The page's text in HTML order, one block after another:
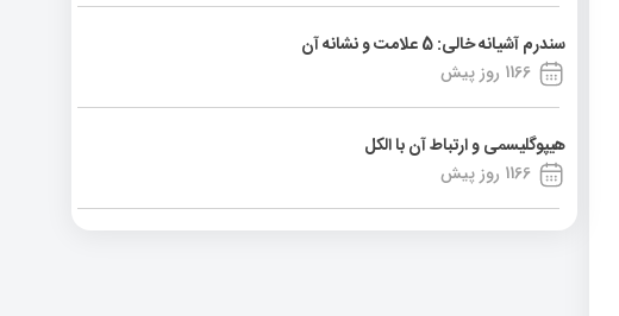
سندرم آشیانه خالی: 5 علامت و نشانه آن
1166 روز پیش
هیپوگلیسمی و ارتباط آن با الکل
1166 روز پیش